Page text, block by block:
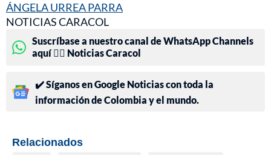
ÁNGELA URREA PARRA
NOTICIAS CARACOL
Suscríbase a nuestro canal de WhatsApp Channels
aquí 👉🏻 Noticias Caracol
✔️ Síganos en Google Noticias con toda la
información de Colombia y el mundo.
Relacionados